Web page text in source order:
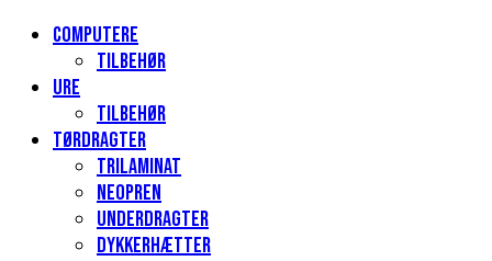
Computere
Tilbehør
Ure
Tilbehør
Tørdragter
Trilaminat
Neopren
Underdragter
Dykkerhætter